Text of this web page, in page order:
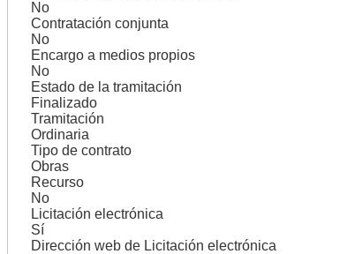
No
Contratación conjunta
No
Encargo a medios propios
No
Estado de la tramitación
Finalizado
Tramitación
Ordinaria
Tipo de contrato
Obras
Recurso
No
Licitación electrónica
Sí
Dirección web de Licitación electrónica